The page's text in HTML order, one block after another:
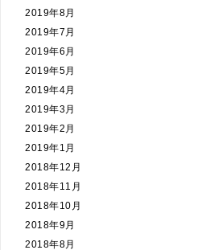
2019年8月
2019年7月
2019年6月
2019年5月
2019年4月
2019年3月
2019年2月
2019年1月
2018年12月
2018年11月
2018年10月
2018年9月
2018年8月